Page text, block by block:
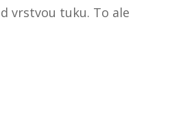
vrstvou tuku. To ale